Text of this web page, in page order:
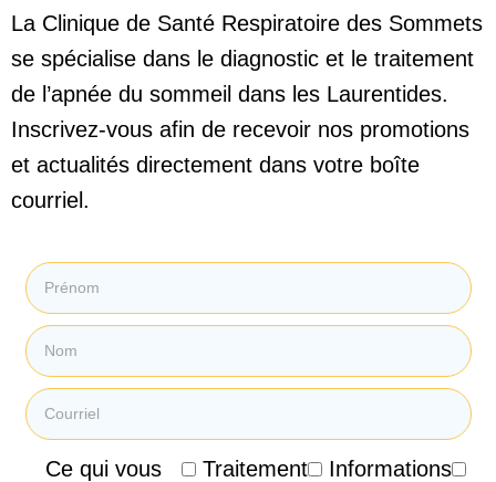
La Clinique de Santé Respiratoire des Sommets
se spécialise dans le diagnostic et le traitement
de l’apnée du sommeil dans les Laurentides.
Inscrivez-vous afin de recevoir nos promotions
et actualités directement dans votre boîte
courriel.
Ce qui vous
Traitement
Informations